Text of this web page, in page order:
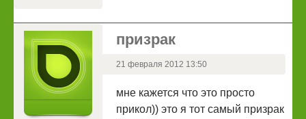
призрак
21 февраля 2012 13:50
мне кажется что это просто
прикол)) это я тот самый призрак